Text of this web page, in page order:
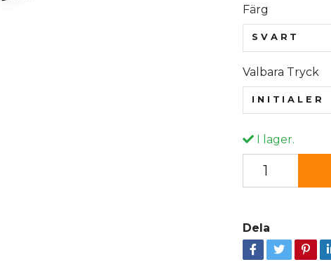
Färg
SVART
Valbara Tryck
INITIALER
I lager.
Dela